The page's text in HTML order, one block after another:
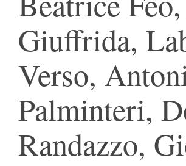
Giuffrida,
Verso,
Palminteri,
Randazzo,